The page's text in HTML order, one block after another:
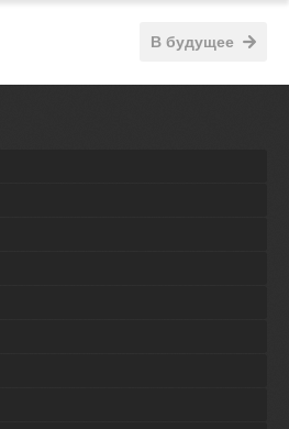
В будущее